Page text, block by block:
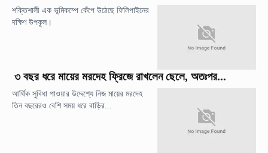
শক্তিশালী এক ভূমিকম্পে কেঁপে উঠেছে ফিলিপাইনের
দক্ষিণ উপকূল।
৩ বছর ধরে মায়ের মরদেহ ফ্রিজে রাখলেন ছেলে, অতঃপর...
আর্থিক সুবিধা পাওয়ার উদ্দেশ্যে নিজ মায়ের মরদেহ
তিন বছরেরও বেশি সময় ধরে বাড়ির...